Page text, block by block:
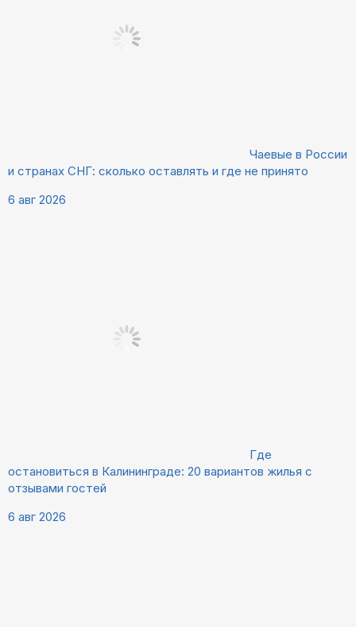
Чаевые в России
и странах СНГ: сколько оставлять и где не принято
6 авг 2026
Где
остановиться в Калининграде: 20 вариантов жилья с
отзывами гостей
6 авг 2026